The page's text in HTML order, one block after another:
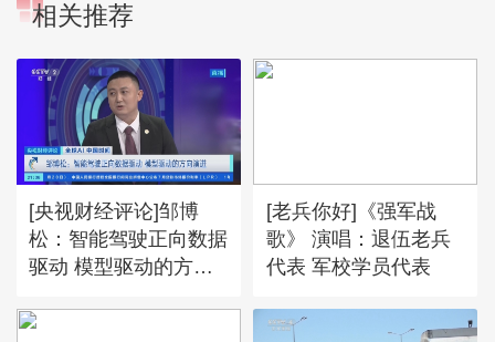
相关推荐
[央视财经评论]邹博
松：智能驾驶正向数据
驱动 模型驱动的方向
[老兵你好]《强军战
歌》 演唱：退伍老兵
代表 军校学员代表